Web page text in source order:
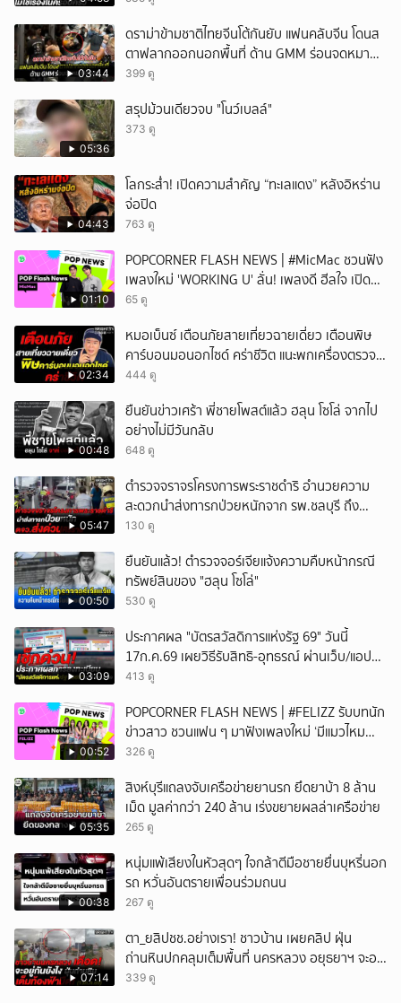
03:44
ดราม่าข้ามชาติไทยจีนโต้กันยับ แฟนคลับจีน โดนส
ตาฟลากออกนอกพื้นที่ ด้าน GMM ร่อนจดหมาย
แถลง
399 ดู
05:36
สรุปม้วนเดียวจบ "โนว์เบลล์"
373 ดู
04:43
โลกระส่ำ! เปิดความสำคัญ “ทะเลแดง” หลังอิหร่าน
จ่อปิด
763 ดู
01:10
POPCORNER FLASH NEWS | #MicMac ชวนฟัง
เพลงใหม่ 'WORKING U' ลั่น! เพลงดี ฮีลใจ เปิด
ฟังได้ทุกสถานการณ์
65 ดู
02:34
หมอเบ็นซ์ เตือนภัยสายเที่ยวฉายเดี่ยว เตือนพิษ
คาร์บอนมอนอกไซด์ คร่าชีวิต แนะพกเครื่องตรวจ
วัดติดตัว
444 ดู
00:48
ยืนยันข่าวเศร้า พี่ชายโพสต์แล้ว ฮลุน โซโล่ จากไป
อย่างไม่มีวันกลับ
648 ดู
05:47
ตำรวจจราจรโครงการพระราชดำริ อำนวยความ
สะดวกนำส่งทารกป่วยหนักจาก รพ.ชลบุรี ถึง
รพ.ศิริราช
130 ดู
00:50
ยืนยันแล้ว! ตำรวจจอร์เจียแจ้งความคืบหน้ากรณี
ทรัพย์สินของ "ฮลุน โซโล่"
530 ดู
03:09
ประกาศผล "บัตรสวัสดิการแห่งรัฐ 69" วันนี้
17ก.ค.69 เผยวิธีรับสิทธิ-อุทธรณ์ ผ่านเว็บ/แอป
เป๋าตัง/ทางรัฐ
413 ดู
00:52
POPCORNER FLASH NEWS | #FELIZZ รับบทนัก
ข่าวสาว ชวนแฟน ๆ มาฟังเพลงใหม่ ‘มีแมวไหม
(Catch Me If You Can)’
326 ดู
05:35
สิงห์บุรีแถลงจับเครือข่ายยานรก ยึดยาบ้า 8 ล้าน
เม็ด มูลค่ากว่า 240 ล้าน เร่งขยายผลล่าเครือข่าย
265 ดู
00:38
หนุ่มแพ้เสียงในหัวสุดๆ ใจกล้าตีมือชายยื่นบุหรี่นอก
รถ หวั่นอันตรายเพื่อนร่วมถนน
267 ดู
07:14
ตา_ยสิปชช.อย่างเรา! ชาวบ้าน เผยคลิป ฝุ่น
ถ่านหินปกคลุมเต็มพื้นที่ นครหลวง อยุธยาฯ จะอยู่
กันยังไง
339 ดู